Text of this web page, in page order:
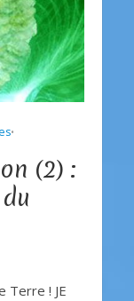
•
(2) :
Terre ! JE